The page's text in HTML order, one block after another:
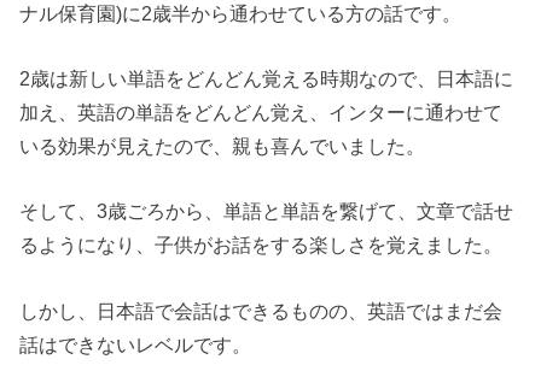
ナル保育園)に2歳半から通わせている方の話です。
2歳は新しい単語をどんどん覚える時期なので、日本語に
加え、英語の単語をどんどん覚え、インターに通わせて
いる効果が見えたので、親も喜んでいました。
そして、3歳ごろから、単語と単語を繋げて、文章で話せ
るようになり、子供がお話をする楽しさを覚えました。
しかし、日本語で会話はできるものの、英語ではまだ会
話はできないレベルです。